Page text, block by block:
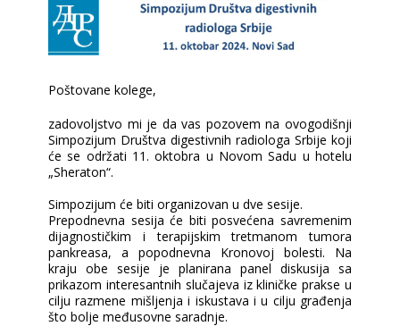
Poštovane kolege,
zadovoljstvo mi je da vas pozovem na ovogodišnji
Simpozijum Društva digestivnih radiologa Srbije koji
će se održati 11. oktobra u Novom Sadu u hotelu
„Sheraton“.
Simpozijum će biti organizovan u dve sesije.
Prepodnevna sesija će biti posvećena savremenim
dijagnostičkim i terapijskim tretmanom tumora
pankreasa, a popodnevna Kronovoj bolesti. Na
kraju obe sesije je planirana panel diskusija sa
prikazom interesantnih slučajeva iz kliničke prakse u
cilju razmene mišljenja i iskustava i u cilju građenja
što bolje međusovne saradnje.